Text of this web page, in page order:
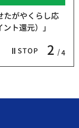
STOP 2 4
たがやくらし応
ト還元）」